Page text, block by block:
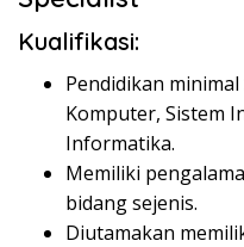
Kualifikasi:
Pendidikan
Komputer, Sistem
Informatika.
Memiliki
bidang sejenis.
Diutamakan